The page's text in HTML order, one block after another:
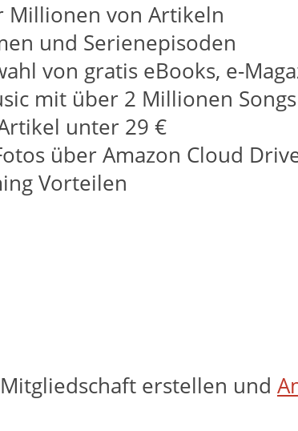
Millionen von Artikeln
und Serienepisoden
von gratis eBooks, e-
mit über 2 Millionen
unter 29 €
über Amazon Cloud
Vorteilen
erstellen und